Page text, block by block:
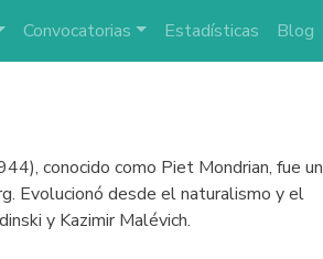
Convocatorias Estadísticas Blog
conocido como Piet Mondrian, fue un
Evolucionó desde el naturalismo y el
y Kazimir Malévich.